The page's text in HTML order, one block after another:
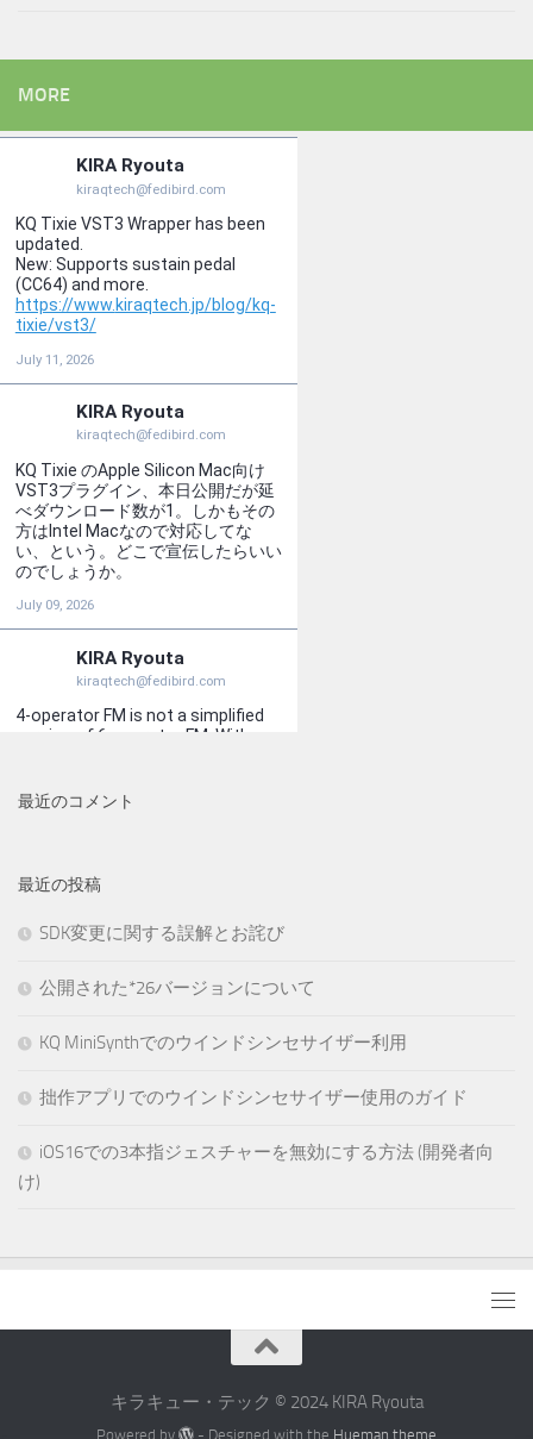
MORE
最近のコメント
最近の投稿
SDK変更に関する誤解とお詫び
公開された*26バージョンについて
KQ MiniSynthでのウインドシンセサイザー利用
拙作アプリでのウインドシンセサイザー使用のガイド
iOS16での3本指ジェスチャーを無効にする方法 (開発者向
け)
キラキュー・テック © 2024 KIRA Ryouta
Powered by - Designed with the Hueman theme